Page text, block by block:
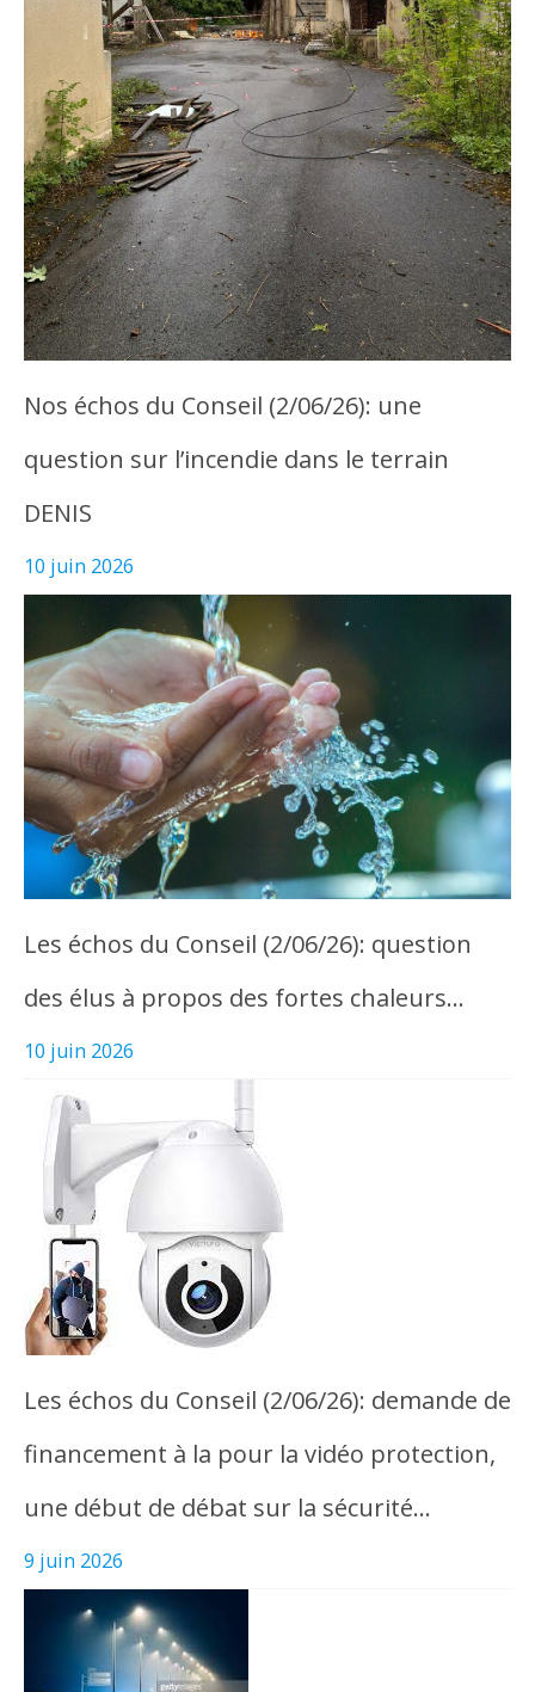
Nos échos du Conseil (2/06/26): une
question sur l’incendie dans le terrain
DENIS
10 juin 2026
Les échos du Conseil (2/06/26): question
des élus à propos des fortes chaleurs…
10 juin 2026
Les échos du Conseil (2/06/26): demande de
financement à la pour la vidéo protection,
une début de débat sur la sécurité…
9 juin 2026